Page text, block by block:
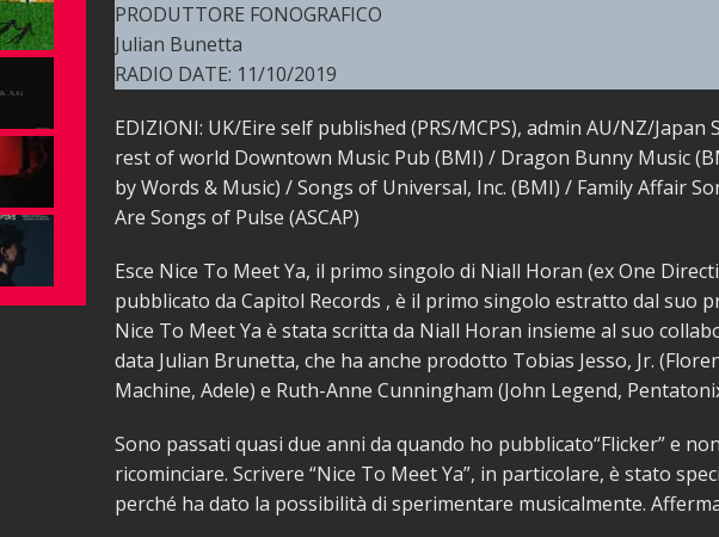
PRODUTTORE FONOGRAFICO
Julian Bunetta
RADIO DATE: 11/10/2019
EDIZIONI: UK/Eire self published (PRS/MCPS), admin AU/NZ/Japan
rest of world Downtown Music Pub (BMI) / Dragon Bunny Music
by Words & Music) / Songs of Universal, Inc. (BMI) / Family Affair
Are Songs of Pulse (ASCAP)
Esce Nice To Meet Ya, il primo singolo di Niall Horan (ex One
pubblicato da Capitol Records , è il primo singolo estratto dal suo
Nice To Meet Ya è stata scritta da Niall Horan insieme al suo
data Julian Brunetta, che ha anche prodotto Tobias Jesso, Jr.
Machine, Adele) e Ruth-Anne Cunningham (John Legend,
Sono passati quasi due anni da quando ho pubblicato“Flicker” e
ricominciare. Scrivere “Nice To Meet Ya”, in particolare, è stato
perché ha dato la possibilità di sperimentare musicalmente.